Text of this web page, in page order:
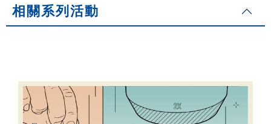
相關系列活動